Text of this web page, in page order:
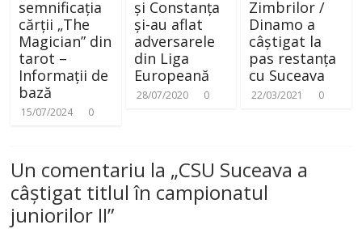
semnificația
cărții „The
Magician” din
tarot –
Informații de
bază
15/07/2024 0
și Constanța
și-au aflat
adversarele
din Liga
Europeană
28/07/2020 0
Zimbrilor /
Dinamo a
câștigat la
pas restanța
cu Suceava
22/03/2021 0
Un comentariu la „CSU Suceava a
câștigat titlul în campionatul
juniorilor II”